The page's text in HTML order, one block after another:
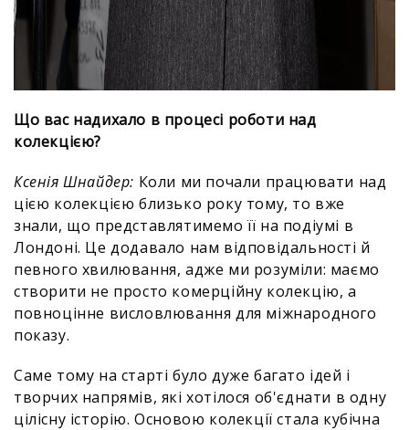
Що вас надихало в процесі роботи над
колекцією?
Ксенія Шнайдер: Коли ми почали працювати над
цією колекцією близько року тому, то вже
знали, що представлятимемо її на подіумі в
Лондоні. Це додавало нам відповідальності й
певного хвилювання, адже ми розуміли: маємо
створити не просто комерційну колекцію, а
повноцінне висловлювання для міжнародного
показу.
Саме тому на старті було дуже багато ідей і
творчих напрямів, які хотілося об'єднати в одну
цілісну історію. Основою колекції стала кубічна